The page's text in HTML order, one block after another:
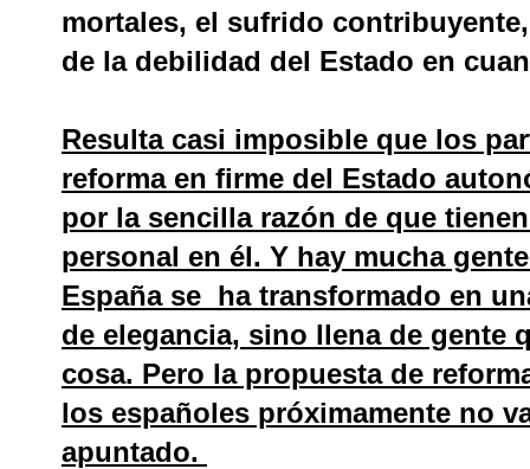
mortales, el sufrido
de la debilidad del Estado en
Resulta casi imposible que los
reforma en firme del Estado
por la sencilla razón de que
personal en él. Y hay mucha
España se ha transformado en
de elegancia, sino llena de gente
cosa. Pero la propuesta de
los españoles próximamente no
apuntado.